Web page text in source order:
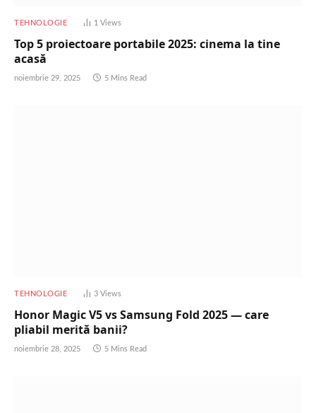
TEHNOLOGIE 1 Views
Top 5 proiectoare portabile 2025: cinema la tine
acasă
noiembrie 29, 2025 5 Mins Read
TEHNOLOGIE 3 Views
Honor Magic V5 vs Samsung Fold 2025 — care
pliabil merită banii?
noiembrie 28, 2025 5 Mins Read